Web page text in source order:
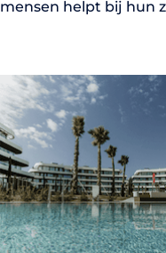
mensen helpt bij hun